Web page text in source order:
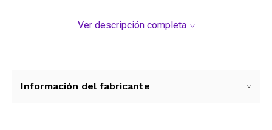
ideal para quienes buscan funcionalidad y ligereza
Bluetooth compatible con Android. Su batería de
Ver descripción completa
Información del fabricante